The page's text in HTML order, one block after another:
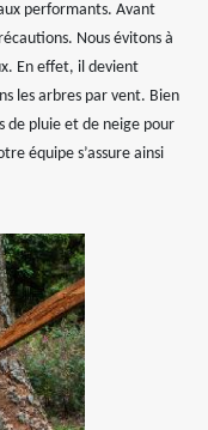
performants. Avant
Nous évitons à
En effet, il devient
les arbres par vent. Bien
de pluie et de neige pour
équipe s’assure ainsi